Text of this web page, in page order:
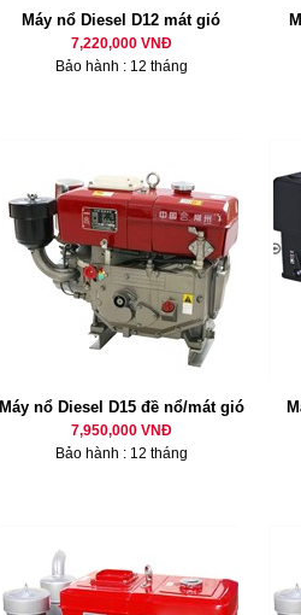
Máy nổ Diesel D12 mát gió
7,220,000 VNĐ
Bảo hành : 12 tháng
Máy nổ Diesel D15 đề nổ/mát gió
7,950,000 VNĐ
Bảo hành : 12 tháng